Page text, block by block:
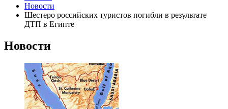
Новости
Шестеро российских туристов погибли в результате
ДТП в Египте
Новости